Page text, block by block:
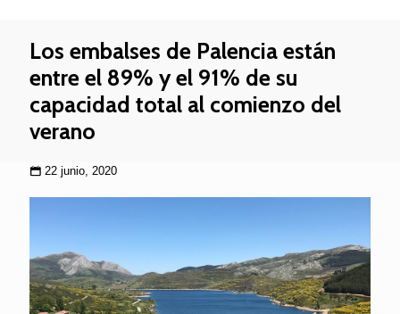
Los embalses de Palencia están
entre el 89% y el 91% de su
capacidad total al comienzo del
verano
22 junio, 2020